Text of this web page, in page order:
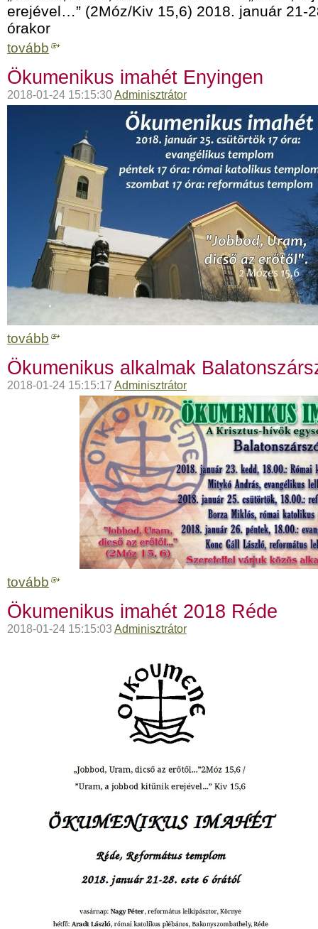
erejével…” (2Móz/Kiv 15,6) 2018. január 21-
órakor
tovább
Ökumenikus imahét Enyingen
2018-01-24 15:15:30Adminisztrátor
tovább
Ökumenikus alkalmak
2018-01-24 15:15:17 Adminisztrátor
tovább
Ökumenikus imahét 2018 Réde
2018-01-24 15:15:03 Adminisztrátor